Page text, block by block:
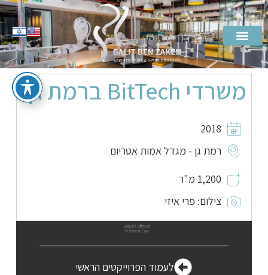
משרדי BitTech ברמת גן
2018
רמת גן - מגדל אמות אטריום
1,200 מ"ר
צילום: פרי איזי
BitTech Offices
In Ramat Gan
לעמוד הפרוייקטים הראשי